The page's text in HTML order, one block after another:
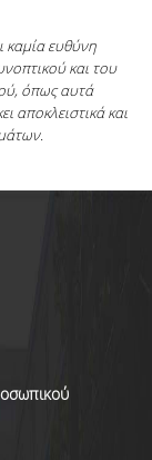
καμία ευθύνη
και του
όπως αυτά
αποκλειστικά και